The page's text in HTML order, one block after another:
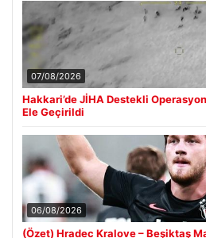
07/08/2026
Hakkari’de JİHA Destekli
Ele Geçirildi
06/08/2026
(Özet) Hradec Kralove – Beşiktaş